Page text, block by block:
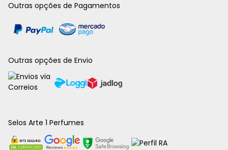
Outras opções de Pagamentos
Outras opções de Envio
Selos Arte 1 Perfumes